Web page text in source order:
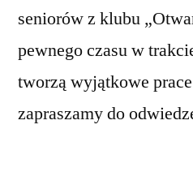
seniorów z klubu
pewnego czasu w
tworzą wyjątkowe
zapraszamy do